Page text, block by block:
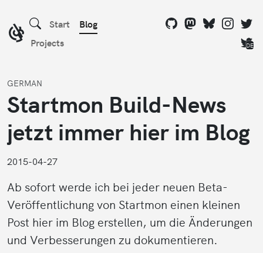
Start
Blog
Projects
DE
GERMAN
Startmon Build-News
jetzt immer hier im Blog
2015-04-27
Ab sofort werde ich bei jeder neuen Beta-
Veröffentlichung von Startmon einen kleinen
Post hier im Blog erstellen, um die Änderungen
und Verbesserungen zu dokumentieren.